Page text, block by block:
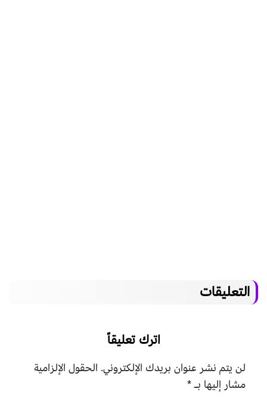
التعليقات
اترك تعليقاً
لن يتم نشر عنوان بريدك الإلكتروني. الحقول الإلزامية
مشار إليها بـ*